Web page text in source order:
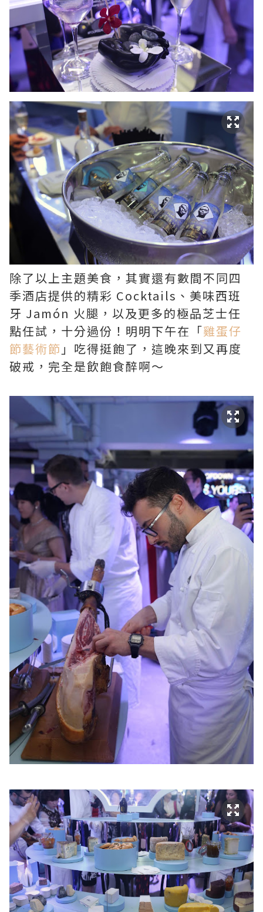
除了以上主題美食，其實還有數間不同四
季酒店提供的精彩 Cocktails、美味西班
牙 Jamón 火腿，以及更多的極品芝士任
點任試，十分過份！明明下午在「雞蛋仔
節藝術節 」吃得挺飽了，這晚來到又再度
破戒，完全是飲飽食醉啊～